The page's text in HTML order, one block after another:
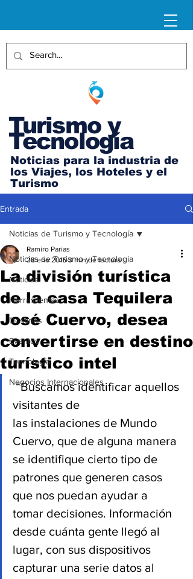
Turismo y
Tecnología
Noticias para la industria de
los Viajes, los Hoteles y el
Turismo
Entrada
Noticias de Turismo y Tecnología
Noticias
Herramientas
Destinos
Eventos
Tecnología
Negocios Internacionales
Noticias de Turismo y Tecnología
La división turística
de la casa Tequilera
José Cuervo, desea
convertirse en destino
turístico intel
Ramiro Parias
28 ene 2015 3 min de lectura
“Buscamos identificar aquellos
visitantes de
las instalaciones de Mundo
Cuervo, que de alguna manera
se identifique cierto tipo de
patrones que generen casos
que nos puedan ayudar a
tomar decisiones. Información
desde cuánta gente llegó al
lugar, con sus dispositivos
capturar una serie datos al